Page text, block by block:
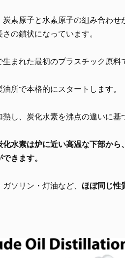
素原子と水素原子の組み合わせ
の鎖状になっています。
生まれた最初のプラスチック原料
所で本格的にスタートします。
し、炭化水素を沸点の違いに基
水素は炉に近い高温な下部から
きます。
ソリン・灯油など、 ほぼ同じ性